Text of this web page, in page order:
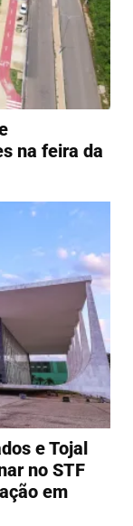
na feira da
e Tojal
no STF
em